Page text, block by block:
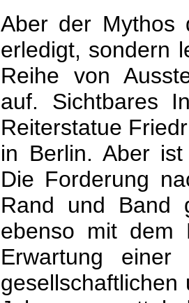
Aber der Mythos
erledigt, sondern
Reihe von
auf. Sichtbares
Reiterstatue
in Berlin. Aber
Die Forderung
Rand und Band
ebenso mit dem
Erwartung einer